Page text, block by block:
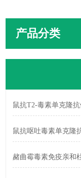
产品分类
鼠抗T2-毒素单克隆
鼠抗呕吐毒素单克隆
赭曲霉毒素免疫亲和